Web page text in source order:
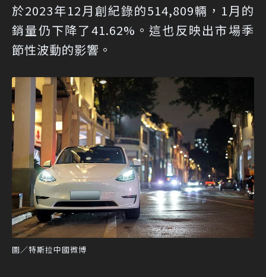
於2023年12月創紀錄的514,809輛，1月的
銷量仍下降了41.62%。這也反映出市場季
節性波動的影響。
圖／特斯拉中國微博